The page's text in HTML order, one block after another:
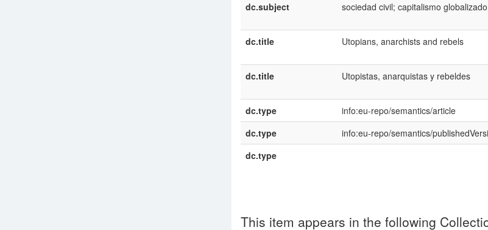
dc.subject
sociedad civil; capitalismo
dc.title
Utopians, anarchists and rebels
dc.title
Utopistas, anarquistas y rebeldes
dc.type
info:eu-repo/semantics/article
dc.type
info:eu-repo/semantics/
dc.type
This item appears in the following